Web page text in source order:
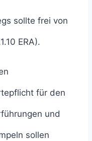
sollte frei von
ERA).
für den
und
sollen